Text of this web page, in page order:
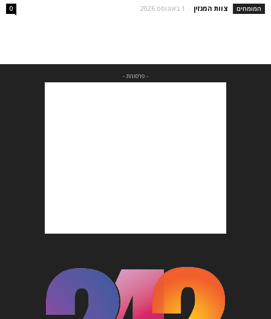
המומחים צוות המגזין - 1 באוגוסט 2026 0
- פרסומת -